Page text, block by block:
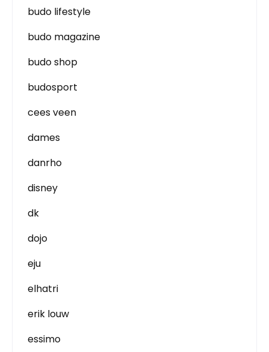
budo lifestyle
budo magazine
budo shop
budosport
cees veen
dames
danrho
disney
dk
dojo
eju
elhatri
erik louw
essimo